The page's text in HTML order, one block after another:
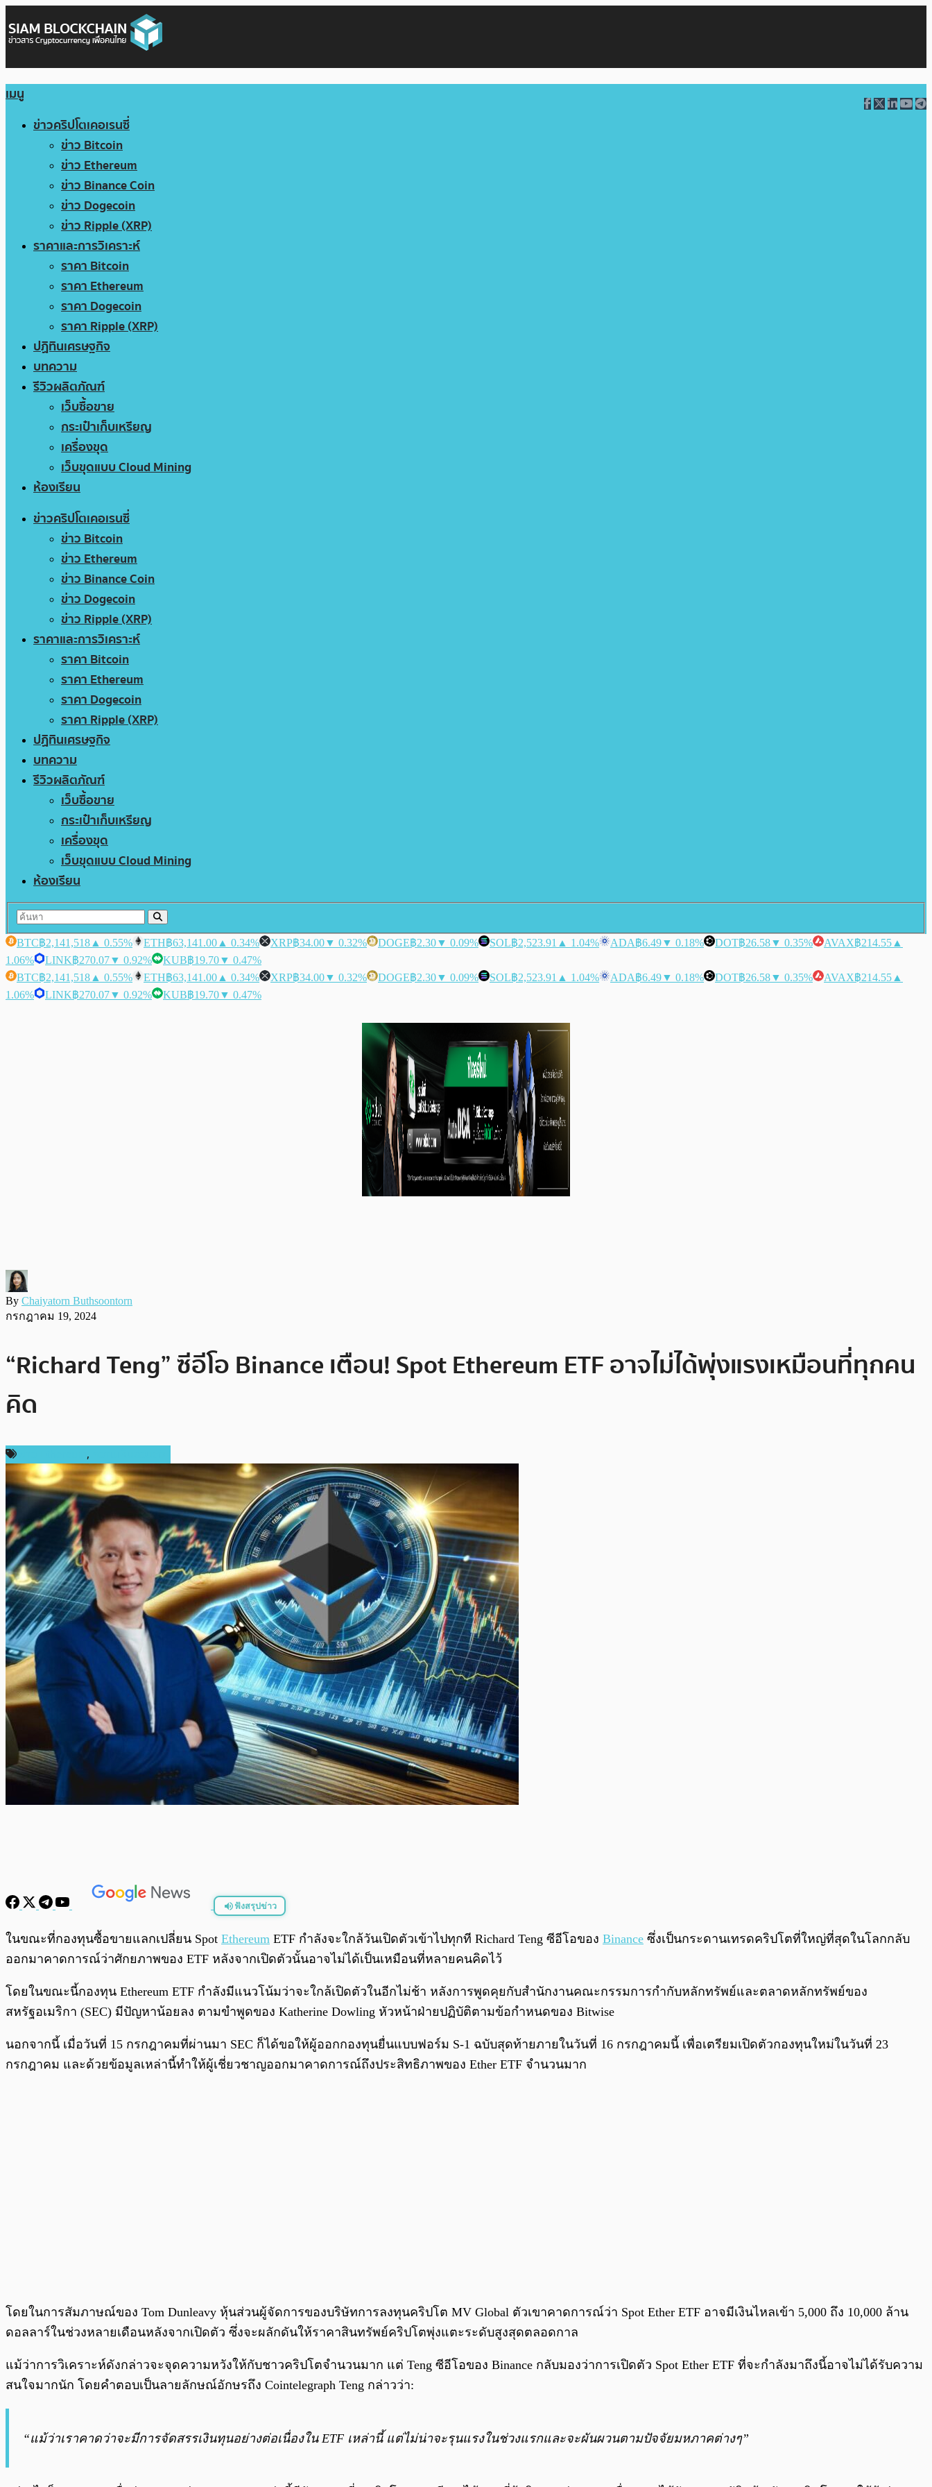
เมนู
ข่าวคริปโตเคอเรนซี่
ข่าว Bitcoin
ข่าว Ethereum
ข่าว Binance Coin
ข่าว Dogecoin
ข่าว Ripple (XRP)
ราคาและการวิเคราะห์
ราคา Bitcoin
ราคา Ethereum
ราคา Dogecoin
ราคา Ripple (XRP)
ปฏิทินเศรษฐกิจ
บทความ
รีวิวผลิตภัณฑ์
เว็บซื้อขาย
กระเป๋าเก็บเหรียญ
เครื่องขุด
เว็บขุดแบบ Cloud Mining
ห้องเรียน
ข่าวคริปโตเคอเรนซี่
ข่าว Bitcoin
ข่าว Ethereum
ข่าว Binance Coin
ข่าว Dogecoin
ข่าว Ripple (XRP)
ราคาและการวิเคราะห์
ราคา Bitcoin
ราคา Ethereum
ราคา Dogecoin
ราคา Ripple (XRP)
ปฏิทินเศรษฐกิจ
บทความ
รีวิวผลิตภัณฑ์
เว็บซื้อขาย
กระเป๋าเก็บเหรียญ
เครื่องขุด
เว็บขุดแบบ Cloud Mining
ห้องเรียน
BTC฿2,141,518 ▲ 0.55% ETH฿63,141.00 ▲ 0.34% XRP฿34.00▼ 0.32% DOGE฿2.30▼ 0.09% SOL฿2,523.91 ▲ 1.04% ADA฿6.49▼ 0.18% DOT฿26.58▼ 0.35% AVAX฿214.55 ▲
1.06%
LINK฿270.07▼ 0.92% KUB฿19.70▼ 0.47%
BTC฿2,141,518 ▲ 0.55% ETH฿63,141.00 ▲ 0.34% XRP฿34.00▼ 0.32% DOGE฿2.30▼ 0.09% SOL฿2,523.91 ▲ 1.04% ADA฿6.49▼ 0.18% DOT฿26.58▼ 0.35% AVAX฿214.55 ▲
1.06%
LINK฿270.07▼ 0.92% KUB฿19.70▼ 0.47%
By Chaiyatorn Buthsoontorn
กรกฎาคม 19, 2024
“Richard Teng” ซีอีโอ Binance เตือน! Spot Ethereum ETF อาจไม่ได้พุ่งแรงเหมือนที่ทุกคน
คิด
,
ฟังสรุปข่าว
พร้อมเล่น 0:00 / 0:00
ในขณะที่กองทุนซื้อขายแลกเปลี่ยน Spot Ethereum ETF กำลังจะใกล้วันเปิดตัวเข้าไปทุกที Richard Teng ซีอีโอของ Binance ซึ่งเป็นกระดานเทรดคริปโตที่ใหญ่ที่สุดในโลกกลับ
ออกมาคาดการณ์ว่าศักยภาพของ ETF หลังจากเปิดตัวนั้นอาจไม่ได้เป็นเหมือนที่หลายคนคิดไว้
โดยในขณะนี้กองทุน Ethereum ETF กำลังมีแนวโน้มว่าจะใกล้เปิดตัวในอีกไม่ช้า หลังการพูดคุยกับสำนักงานคณะกรรมการกำกับหลักทรัพย์และตลาดหลักทรัพย์ของ
สหรัฐอเมริกา (SEC) มีปัญหาน้อยลง ตามขำพูดของ Katherine Dowling หัวหน้าฝ่ายปฏิบัติตามข้อกำหนดของ Bitwise
นอกจากนี้ เมื่อวันที่ 15 กรกฎาคมที่ผ่านมา SEC ก็ได้ขอให้ผู้ออกกองทุนยื่นแบบฟอร์ม S-1 ฉบับสุดท้ายภายในวันที่ 16 กรกฎาคมนี้ เพื่อเตรียมเปิดตัวกองทุนใหม่ในวันที่ 23
กรกฎาคม และด้วยข้อมูลเหล่านี้ทำให้ผู้เชี่ยวชาญออกมาคาดการณ์ถึงประสิทธิภาพของ Ether ETF จำนวนมาก
โดยในการสัมภาษณ์ของ Tom Dunleavy หุ้นส่วนผู้จัดการของบริษัทการลงทุนคริปโต MV Global ตัวเขาคาดการณ์ว่า Spot Ether ETF อาจมีเงินไหลเข้า 5,000 ถึง 10,000 ล้าน
ดอลลาร์ในช่วงหลายเดือนหลังจากเปิดตัว ซึ่งจะผลักดันให้ราคาสินทรัพย์คริปโตพุ่งแตะระดับสูงสุดตลอดกาล
แม้ว่าการวิเคราะห์ดังกล่าวจะจุดความหวังให้กับชาวคริปโตจำนวนมาก แต่ Teng ซีอีโอของ Binance กลับมองว่าการเปิดตัว Spot Ether ETF ที่จะกำลังมาถึงนี้อาจไม่ได้รับความ
สนใจมากนัก โดยคำตอบเป็นลายลักษณ์อักษรถึง Cointelegraph Teng กล่าวว่า:
“แม้ว่าเราคาดว่าจะมีการจัดสรรเงินทุนอย่างต่อเนื่องใน ETF เหล่านี้ แต่ไม่น่าจะรุนแรงในช่วงแรกและจะผันผวนตามปัจจัยมหภาคต่างๆ”